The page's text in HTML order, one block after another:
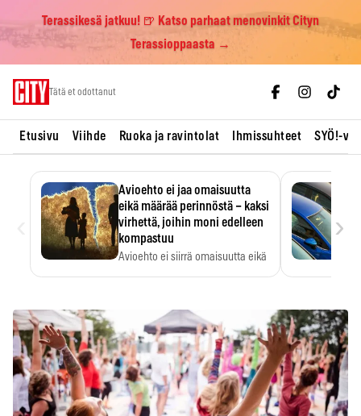
Terassikesä jatkuu! 🍺 Katso parhaat menovinkit Cityn
Terassioppaasta →
Tätä et odottanut
Etusivu Viihde Ruoka ja ravintolat Ihmissuhteet SYÖ!-
Avioehto ei jaa omaisuutta
eikä määrää perinnöstä – kaksi
virhettä, joihin moni edelleen
kompastuu
Avioehto ei siirrä omaisuutta eikä
›